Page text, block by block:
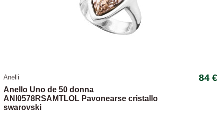
Anelli 84 €
Anello Uno de 50 donna
ANI0578RSAMTLOL Pavonearse cristallo
swarovski